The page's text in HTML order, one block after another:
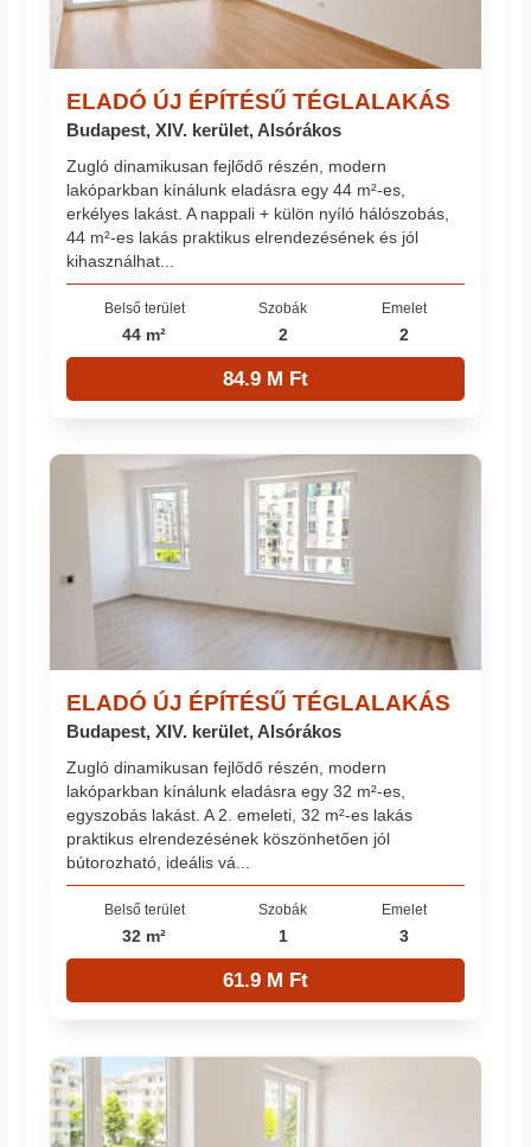
ELADÓ ÚJ ÉPÍTÉSŰ TÉGLALAKÁS
Budapest, XIV. kerület, Alsórákos
Zugló dinamikusan fejlődő részén, modern
lakóparkban kínálunk eladásra egy 44 m²-es,
erkélyes lakást. A nappali + külön nyíló hálószobás,
44 m²-es lakás praktikus elrendezésének és jól
kihasználhat...
Belső terület
44 m²
Szobák
2
Emelet
2
84.9 M Ft
ELADÓ ÚJ ÉPÍTÉSŰ TÉGLALAKÁS
Budapest, XIV. kerület, Alsórákos
Zugló dinamikusan fejlődő részén, modern
lakóparkban kínálunk eladásra egy 32 m²-es,
egyszobás lakást. A 2. emeleti, 32 m²-es lakás
praktikus elrendezésének köszönhetően jól
bútorozható, ideális vá...
Belső terület
32 m²
Szobák
1
Emelet
3
61.9 M Ft